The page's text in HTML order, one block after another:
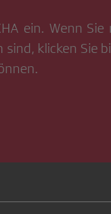
ein. Wenn Sie
sind, klicken Sie